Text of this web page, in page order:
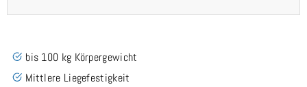
bis 100 kg Körpergewicht
Mittlere Liegefestigkeit